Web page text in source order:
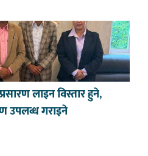
लाइन विस्तार हुने,
उपलब्ध गराइने